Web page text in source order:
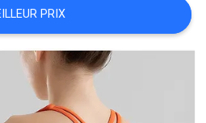
PRIX